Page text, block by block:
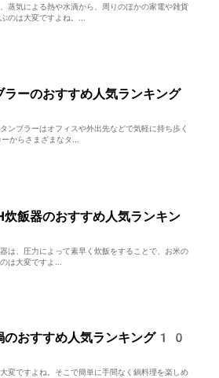
蒸気による熱や水滴から、周りのほかの家電や雑貨
のは大変ですよね。...
ラーのおすすめ人気ランキング
ンブラーはオフィスや外出先などで気軽に持ち歩く
からさまざまなタ...
炊飯器のおすすめ人気ランキン
は、圧力によって素早く炊飯をすることで、お米の
は大変ですよ...
のおすすめ人気ランキング10
変ですよね。そこで簡単に手間なく鍋料理を楽しめ